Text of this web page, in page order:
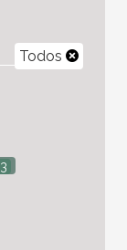
Todos
3